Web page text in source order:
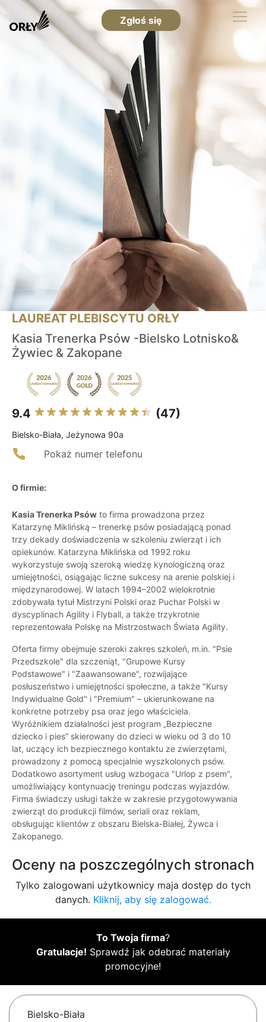
Zgłoś się
LAUREAT PLEBISCYTU ORŁY
Kasia Trenerka Psów -Bielsko Lotnisko&
Żywiec & Zakopane
9.4 (47)
Bielsko-Biała, Jeżynowa 90a
Pokaż numer telefonu
O firmie:
Kasia Trenerka Psów to firma prowadzona przez
Katarzynę Miklińską – trenerkę psów posiadającą ponad
trzy dekady doświadczenia w szkoleniu zwierząt i ich
opiekunów. Katarzyna Miklińska od 1992 roku
wykorzystuje swoją szeroką wiedzę kynologiczną oraz
umiejętności, osiągając liczne sukcesy na arenie polskiej i
międzynarodowej. W latach 1994–2002 wielokrotnie
zdobywała tytuł Mistrzyni Polski oraz Puchar Polski w
dyscyplinach Agility i Flyball, a także trzykrotnie
reprezentowała Polskę na Mistrzostwach Świata Agility.
Oferta firmy obejmuje szeroki zakres szkoleń, m.in. "Psie
Przedszkole" dla szczeniąt, "Grupowe Kursy
Podstawowe" i "Zaawansowane", rozwijające
posłuszeństwo i umiejętności społeczne, a także "Kursy
Indywidualne Gold" i "Premium" – ukierunkowane na
konkretne potrzeby psa oraz jego właściciela.
Wyróżnikiem działalności jest program „Bezpieczne
dziecko i pies” skierowany do dzieci w wieku od 3 do 10
lat, uczący ich bezpiecznego kontaktu ze zwierzętami,
prowadzony z pomocą specjalnie wyszkolonych psów.
Dodatkowo asortyment usług wzbogaca "Urlop z psem",
umożliwiający kontynuację treningu podczas wyjazdów.
Firma świadczy usługi także w zakresie przygotowywania
zwierząt do produkcji filmów, seriali oraz reklam,
obsługując klientów z obszaru Bielska-Białej, Żywca i
Zakopanego.
Oceny na poszczególnych stronach
Tylko zalogowani użytkownicy maja dostęp do tych
danych. Kliknij, aby się zalogować.
To Twoja firma?
Gratulacje! Sprawdź jak odebrać materiały
promocyjne!
Bielsko-Biała